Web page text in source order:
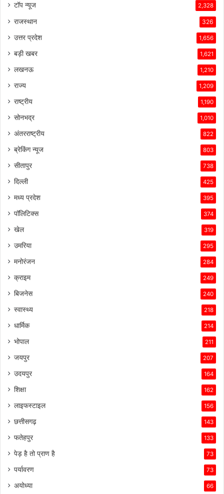
टॉप न्यूज 2,328
राजस्थान 326
उत्तर प्रदेश 1,656
बड़ी खबर 1,621
लखनऊ 1,210
राज्य 1,209
राष्ट्रीय 1,190
सोनभद्र 1,010
अंतरराष्ट्रीय 822
ब्रेकिंग न्यूज 803
सीतापुर 738
दिल्ली 425
मध्य प्रदेश 395
पॉलिटिक्स 374
खेल 319
उमरिया 295
मनोरंजन 284
क्राइम 249
बिजनेस 240
स्वास्थ्य 218
धार्मिक 214
भोपाल 211
जयपुर 207
उदयपुर 164
शिक्षा 162
लाइफस्टाइल 156
छत्तीसगढ़ 143
फतेहपुर 133
पेड़ है तो प्राण है 73
पर्यावरण 73
अयोध्या 66